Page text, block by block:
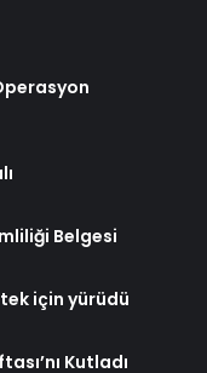
Belgesi
için yürüdü
Kutladı